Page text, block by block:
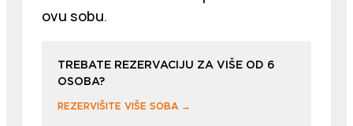
ovu sobu.
TREBATE REZERVACIJU ZA VIŠE OD 6
OSOBA?
REZERVIŠITE VIŠE SOBA →